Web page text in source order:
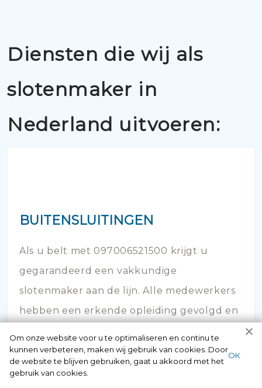
Diensten die wij als
slotenmaker in
Nederland uitvoeren:
BUITENSLUITINGEN
Als u belt met 097006521500 krijgt u
gegarandeerd een vakkundige
slotenmaker aan de lijn. Alle medewerkers
hebben een erkende opleiding gevolgd en
Om onze website voor u te optimaliseren en continu te
kunnen verbeteren, maken wij gebruik van cookies. Door
de website te blijven gebruiken, gaat u akkoord met het
gebruik van cookies.
ОК